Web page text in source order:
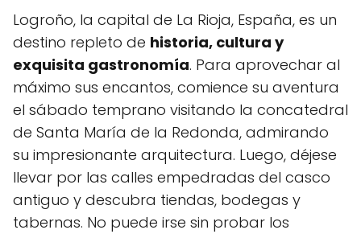
Logroño, la capital de La Rioja, España, es un
destino repleto de historia, cultura y
exquisita gastronomía. Para aprovechar al
máximo sus encantos, comience su aventura
el sábado temprano visitando la concatedral
de Santa María de la Redonda, admirando
su impresionante arquitectura. Luego, déjese
llevar por las calles empedradas del casco
antiguo y descubra tiendas, bodegas y
tabernas. No puede irse sin probar los